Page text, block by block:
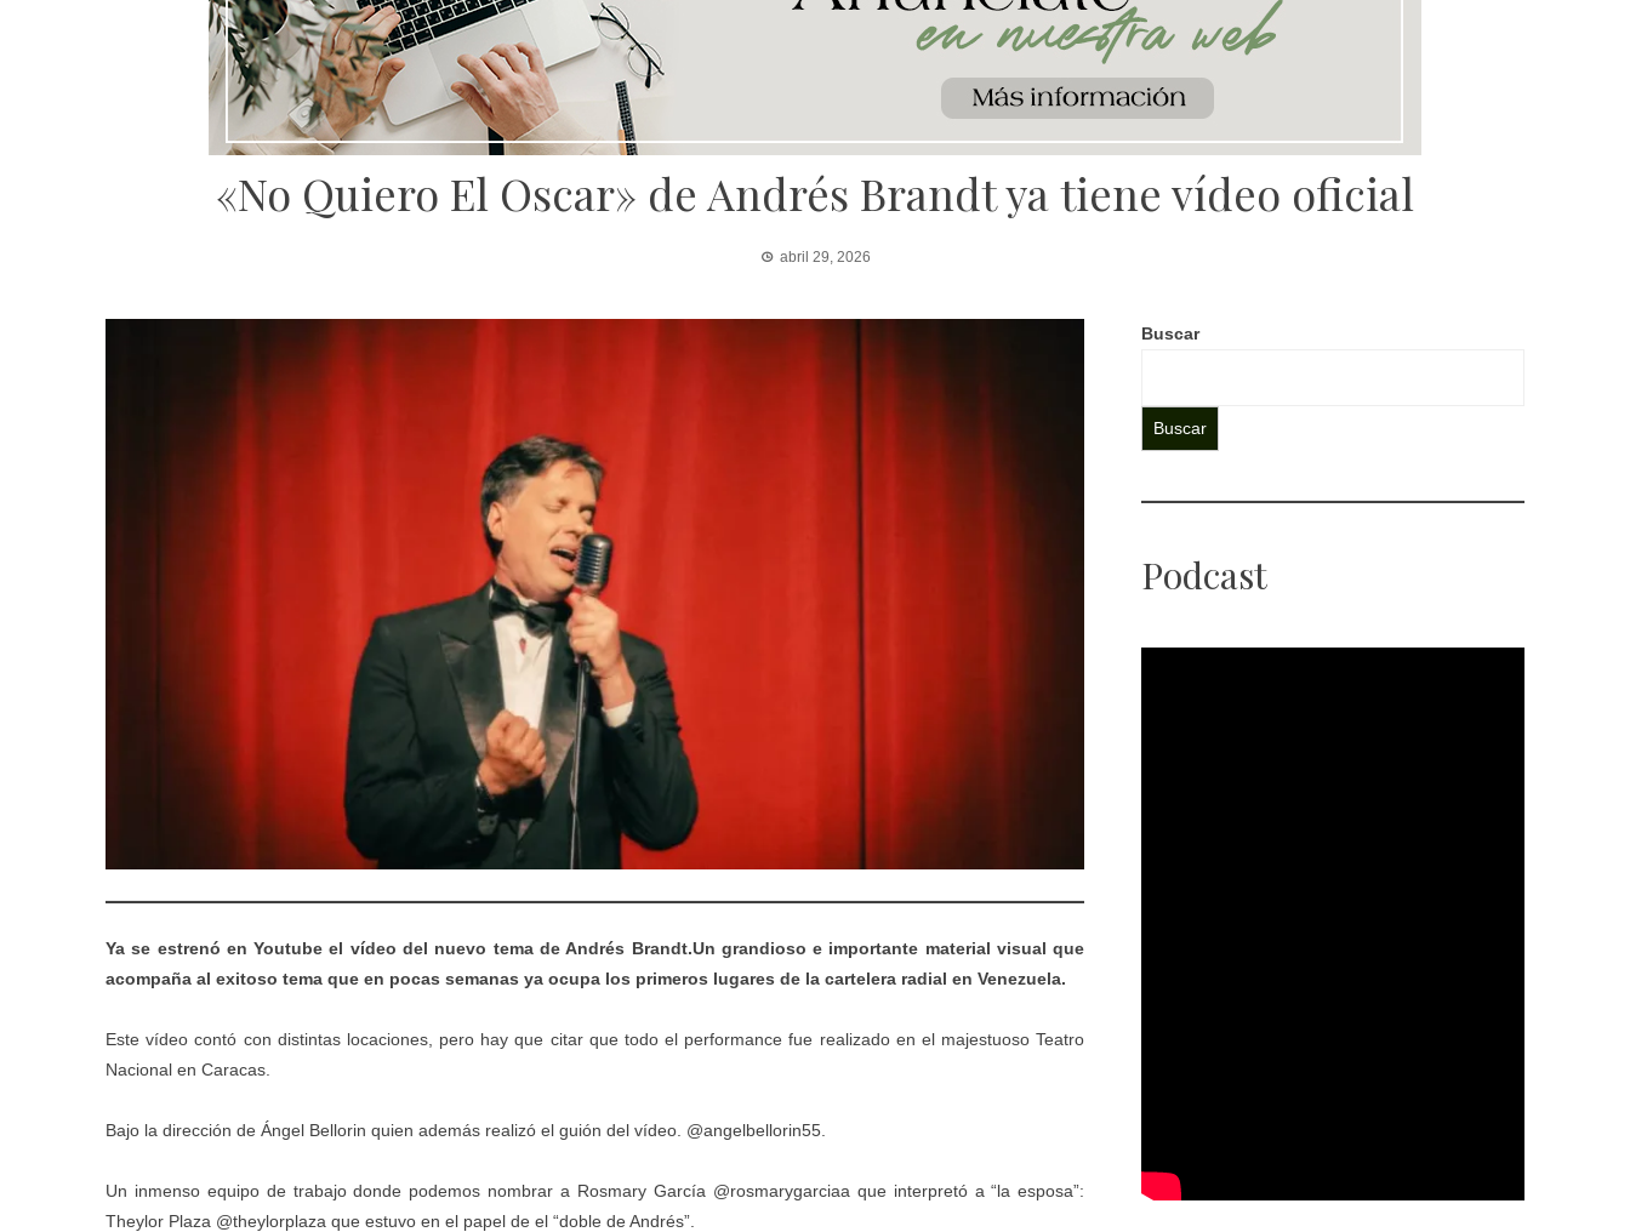
«No Quiero El Oscar» de Andrés Brandt ya tiene vídeo oficial
abril 29, 2026
Ya se estrenó en Youtube el vídeo del nuevo tema de Andrés Brandt.Un grandioso e importante material visual que
acompaña al exitoso tema que en pocas semanas ya ocupa los primeros lugares de la cartelera radial en Venezuela.
Este vídeo contó con distintas locaciones, pero hay que citar que todo el performance fue realizado en el majestuoso Teatro
Nacional en Caracas.
Bajo la dirección de Ángel Bellorin quien además realizó el guión del vídeo. @angelbellorin55.
Un inmenso equipo de trabajo donde podemos nombrar a Rosmary García @rosmarygarciaa que interpretó a “la esposa”:
Theylor Plaza @theylorplaza que estuvo en el papel de el “doble de Andrés”.
Buscar
Buscar
Podcast